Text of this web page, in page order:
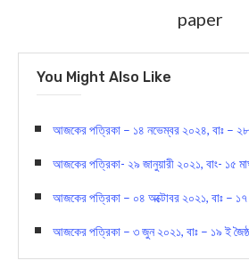
paper
You Might Also Like
আজকের পত্রিকা – ১৪ নভেম্বর ২০২৪, বাঃ – ২৮
আজকের পত্রিকা- ২৯ জানুয়ারী ২০২১, বাং- ১৫
আজকের পত্রিকা – ০৪ অক্টোবর ২০২১, বাঃ –
আজকের পত্রিকা – ৩ জুন ২০২১, বাঃ – ১৯ ই